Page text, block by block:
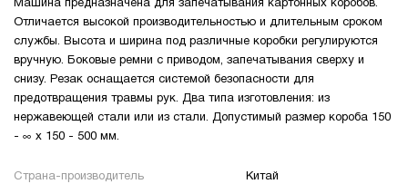
Машина предназначена для запечатывания картонных коробов.
Отличается высокой производительностью и длительным сроком
службы. Высота и ширина под различные коробки регулируются
вручную. Боковые ремни с приводом, запечатывания сверху и
снизу. Резак оснащается системой безопасности для
предотвращения травмы рук. Два типа изготовления: из
нержавеющей стали или из стали. Допустимый размер короба 150
- ∞ х 150 - 500 мм.
Страна-производитель Китай